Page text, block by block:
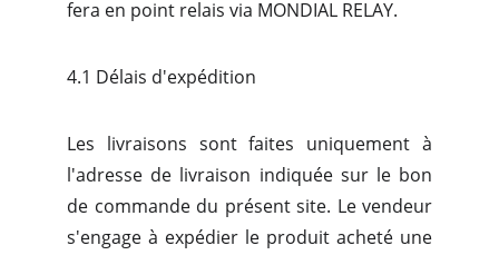
fera en point relais via MONDIAL RELAY.
4.1 Délais d'expédition
Les livraisons sont faites uniquement à
l'adresse de livraison indiquée sur le bon
de commande du présent site. Le vendeur
s'engage à expédier le produit acheté une